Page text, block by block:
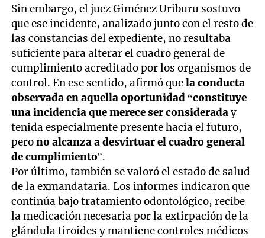
Sin embargo, el juez Giménez Uriburu sostuvo
que ese incidente, analizado junto con el resto de
las constancias del expediente, no resultaba
suficiente para alterar el cuadro general de
cumplimiento acreditado por los organismos de
control. En ese sentido, afirmó quela conducta
observada en aquella oportunidad “constituye
una incidencia que merece ser consideraday
tenida especialmente presente hacia el futuro,
perono alcanza a desvirtuar el cuadro general
de cumplimiento”.
Por último, también se valoró el estado de salud
de la exmandataria. Los informes indicaron que
continúa bajo tratamiento odontológico, recibe
la medicación necesaria por la extirpación de la
glándula tiroides y mantiene controles médicos